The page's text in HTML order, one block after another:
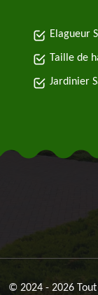
Elagueur
Taille de
Jardinier
© 2024 - 2026